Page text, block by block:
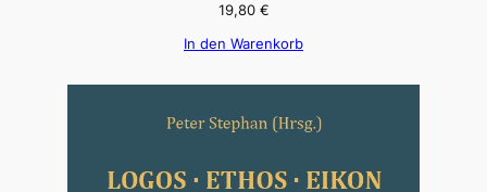
19,80 €
In den Warenkorb